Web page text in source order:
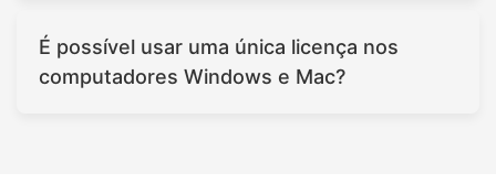
É possível usar uma única licença nos
computadores Windows e Mac?